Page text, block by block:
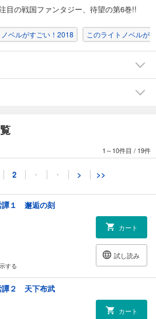
目の戦国ファンタジー、待望の第6巻!!
ノベルがすごい！2018 このライトノベルが
1～10件目 / 19件
2 ・ ・ > >>
譚１ 邂逅の刻
カート
試し読み
する
譚２ 天下布武
カート